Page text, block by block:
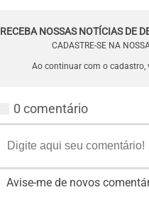
RECEBA NOSSAS NOTÍCIAS DE
CADASTRE-SE NA
Ao continuar com o cadastro,
0 comentário
Avise-me de novos